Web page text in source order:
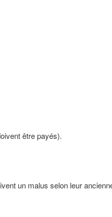
être payés).
un malus selon leur